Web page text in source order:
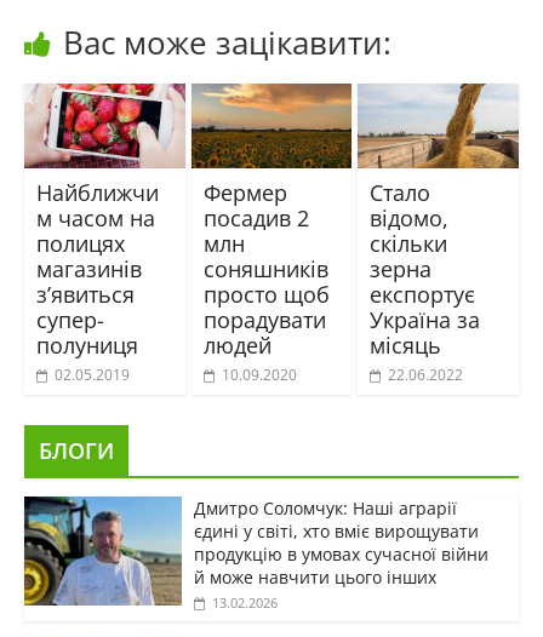
Вас може зацікавити:
Найближчи
м часом на
полицях
магазинів
з’явиться
супер-
полуниця
02.05.2019
Фермер
посадив 2
млн
соняшників
просто щоб
порадувати
людей
10.09.2020
Стало
відомо,
скільки
зерна
експортує
Україна за
місяць
22.06.2022
БЛОГИ
Дмитро Соломчук: Наші аграрії
єдині у світі, хто вміє вирощувати
продукцію в умовах сучасної війни
й може навчити цього інших
13.02.2026